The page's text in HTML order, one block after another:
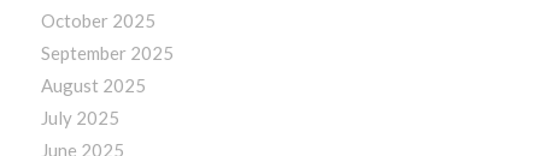
October 2025
September 2025
August 2025
July 2025
June 2025